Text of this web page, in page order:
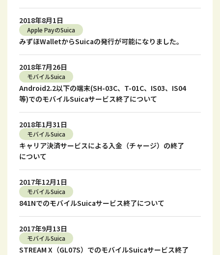
2018年8月1日
Apple PayのSuica
みずほWalletからSuicaの発行が可能になりました。
2018年7月26日
モバイルSuica
Android2.2以下の端末(SH-03C、T-01C、IS03、IS04
等)でのモバイルSuicaサービス終了について
2018年1月31日
モバイルSuica
キャリア決済サービスによる入金（チャージ）の終了
について
2017年12月1日
モバイルSuica
841NでのモバイルSuicaサービス終了について
2017年9月13日
モバイルSuica
STREAM X（GL07S）でのモバイルSuicaサービス終了